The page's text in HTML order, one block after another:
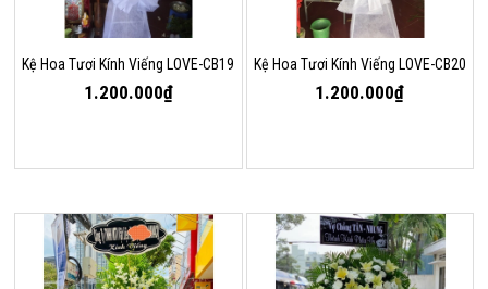
Kệ Hoa Tươi Kính Viếng LOVE-CB19
1.200.000₫
Kệ Hoa Tươi Kính Viếng LOVE-CB20
1.200.000₫